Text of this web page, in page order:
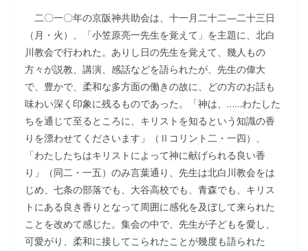
二〇一〇年の京阪神共助会は、十一月二十二―二十三日
（月・火）、「小笠原亮一先生を覚えて」を主題に、北白
川教会で行われた。ありし日の先生を覚えて、幾人もの
方々が説教、講演、感話などを語られたが、先生の偉大
で、豊かで、柔和な多方面の働きの故に、どの方のお話も
味わい深く印象に残るものであった。「神は、……わたした
ちを通じて至るところに、キリストを知るという知識の香
りを漂わせてくださいます」（Ⅱコリント二・一四）、
「わたしたちはキリストによって神に献げられる良い香
り」（同二・一五）のみ言葉通り、先生は北白川教会をは
じめ、七条の部落でも、大谷高校でも、青森でも、キリス
トにある良き香りとなって周囲に感化を及ぼして来られた
ことを改めて感じた。集会の中で、先生が子どもを愛し、
可愛がり、柔和に接してこられたことが幾度も語られた